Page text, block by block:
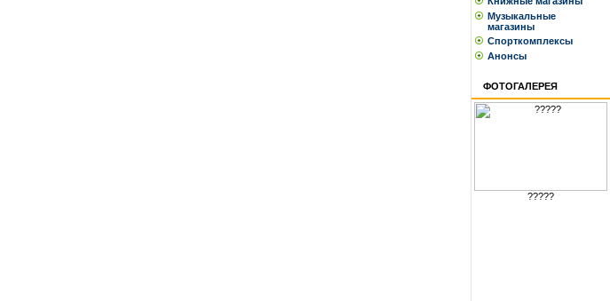
Музыкальные
магазины
Спорткомплексы
Анонсы
ФОТОГАЛЕРЕЯ
?????